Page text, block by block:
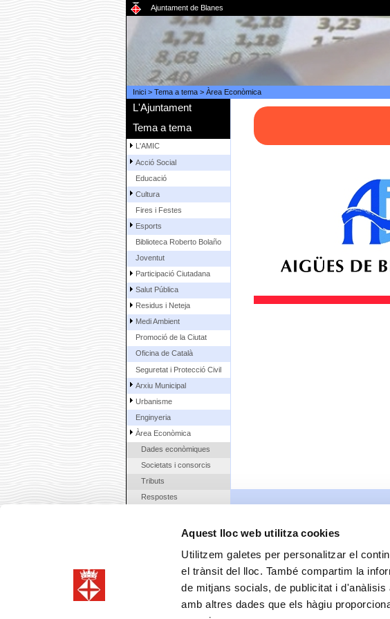
Aquest lloc web utilitza cookies
Utilitzem galetes per personalitzar el
el trànsit del lloc. També compartim la
de mitjans socials, de publicitat i
amb altres dades que els hàgiu
Ajuntament de Blanes
Inici> Tema a tema> Àrea Econòmica
L'Ajuntament
Tema a tema
L'AMIC
Acció Social
Educació
Cultura
Fires i Festes
Esports
Biblioteca Roberto Bolaño
Joventut
Participació Ciutadana
Salut Pública
Residus i Neteja
Medi Ambient
Promoció de la Ciutat
Oficina de Català
Seguretat i Protecció Civil
Arxiu Municipal
Urbanisme
Enginyeria
Àrea Econòmica
Dades econòmiques
Societats i consorcis
Tributs
Respostes
Contractació municipal
Data de
Accessibilitat
Correu